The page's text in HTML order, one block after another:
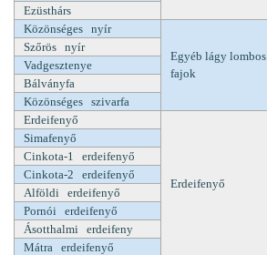
Ezüsthárs
Közönséges nyír
Egyéb lágy lombos
fajok
Szőrös nyír
Vadgesztenye
Bálványfa
Közönséges szivarfa
Erdeifenyő
Erdeifenyő
Simafenyő
Cinkota-1 erdeifenyő
Cinkota-2 erdeifenyő
Alföldi erdeifenyő
Pornói erdeifenyő
Ásotthalmi erdeifeny
Mátra erdeifenyő